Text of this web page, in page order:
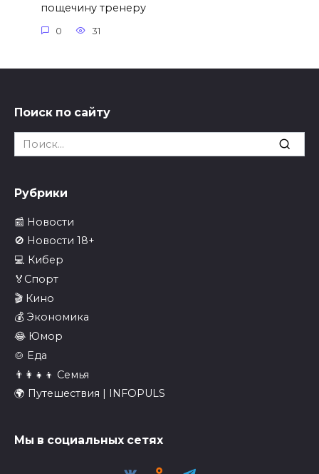
пощечину тренеру
0 31
Поиск по сайту
Search
for:
Рубрики
📰 Новости
🚫 Новости 18+
💻 Кибер
🏅Спорт
🎬 Кино
💰 Экономика
😂 Юмор
🍲 Еда
👨‍👩‍👧‍👦 Семья
🌍 Путешествия | INFOPULS
Мы в социальных сетях